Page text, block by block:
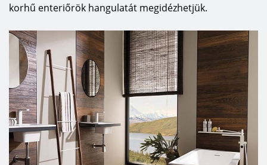
korhű enteriőrök hangulatát megidézhetjük.